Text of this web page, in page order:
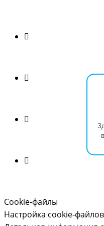
Cookie-файлы
Настройка cookie-файлов